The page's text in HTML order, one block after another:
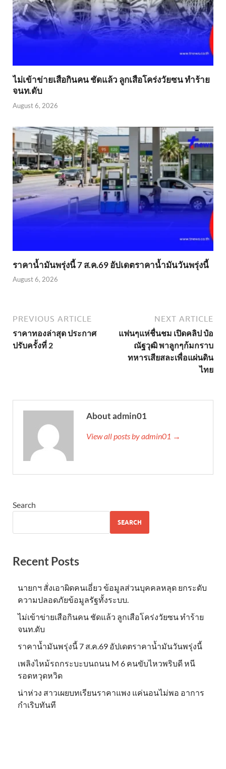
ไม่เข้าข่าย​เสือกินคน ชัดแล้ว ลูกเสือโคร่งวัยซน ทำร้าย
จนท.ดับ
August 6, 2026
ราคาน้ำมันพรุ่งนี้ 7 ส.ค.69 อัปเดตราคาน้ำมันวันพรุ่งนี้
August 6, 2026
PREVIOUS ARTICLE
ราคาทองล่าสุด ประกาศ
ปรับครั้งที่ 2
NEXT ARTICLE
แฟนๆแห่ชื่นชม เปิดคลิป ป๋อ
ณัฐวุฒิ พาลูกๆก้มกราบ
ทหารเสียสละเพื่อแผ่นดิน
ไทย
About admin01
View all posts by admin01 →
Search
SEARCH
Recent Posts
นายกฯ สั่งเอาผิดคนเอี่ยว ข้อมูลส่วนบุคคลหลุด ยกระดับ
ความปลอดภัยข้อมูลรัฐทั้งระบบ.
ไม่เข้าข่าย​เสือกินคน ชัดแล้ว ลูกเสือโคร่งวัยซน ทำร้าย
จนท.ดับ
ราคาน้ำมันพรุ่งนี้ 7 ส.ค.69 อัปเดตราคาน้ำมันวันพรุ่งนี้
เพลิงไหม้รถกระบะบนถนน M 6 คนขับไหวพริบดี หนี
รอดหวุดหวิด
น่าห่วง สาวเผยบทเรียนราคาแพง แค่นอนไม่พอ อาการ
กำเริบทันที